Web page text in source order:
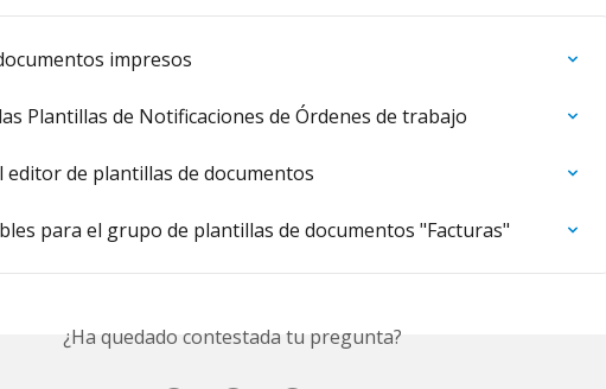
impresos
Plantillas de Notificaciones de Órdenes de trabajo
editor de plantillas de documentos
para el grupo de plantillas de documentos "Facturas"
¿Ha quedado contestada tu pregunta?